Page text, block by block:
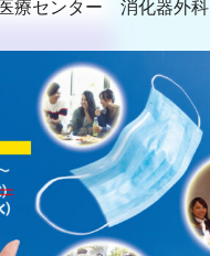
療センター 消化器外科